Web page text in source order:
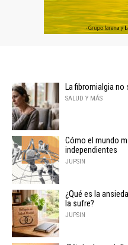
La fibromialgia
SALUD Y MÁS
Cómo el mundo
independientes
JUPSIN
¿Qué es la
la sufre?
JUPSIN